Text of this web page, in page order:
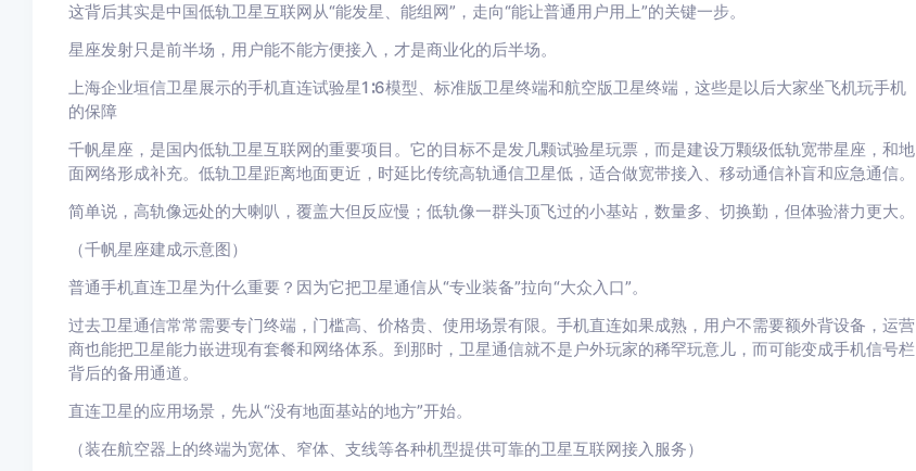
这背后其实是中国低轨卫星互联网从“能发星、能组网”，走向“能让普通用户用上”的关键一步。
星座发射只是前半场，用户能不能方便接入，才是商业化的后半场。
上海企业垣信卫星展示的手机直连试验星1∶6模型、标准版卫星终端和航空版卫星终端，这些是以后大家坐飞机玩手机
的保障
千帆星座，是国内低轨卫星互联网的重要项目。它的目标不是发几颗试验星玩票，而是建设万颗级低轨宽带星座，和地
面网络形成补充。低轨卫星距离地面更近，时延比传统高轨通信卫星低，适合做宽带接入、移动通信补盲和应急通信。
简单说，高轨像远处的大喇叭，覆盖大但反应慢；低轨像一群头顶飞过的小基站，数量多、切换勤，但体验潜力更大。
（千帆星座建成示意图）
普通手机直连卫星为什么重要？因为它把卫星通信从“专业装备”拉向“大众入口”。
过去卫星通信常常需要专门终端，门槛高、价格贵、使用场景有限。手机直连如果成熟，用户不需要额外背设备，运营
商也能把卫星能力嵌进现有套餐和网络体系。到那时，卫星通信就不是户外玩家的稀罕玩意儿，而可能变成手机信号栏
背后的备用通道。
直连卫星的应用场景，先从“没有地面基站的地方”开始。
（装在航空器上的终端为宽体、窄体、支线等各种机型提供可靠的卫星互联网接入服务）